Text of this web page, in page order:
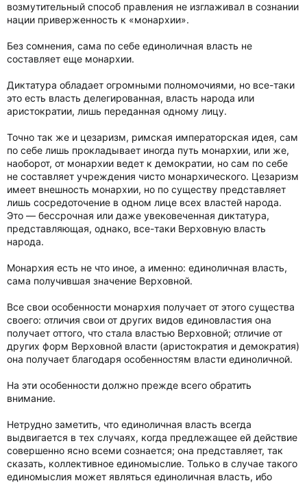
возмутительный способ правления не изглаживал в сознании
нации приверженность к «монархии».
Без сомнения, сама по себе единоличная власть не
составляет еще монархии.
Диктатура обладает огромными полномочиями, но все-таки
это есть власть делегированная, власть народа или
аристократии, лишь переданная одному лицу.
Точно так же и цезаризм, римская императорская идея, сам
по себе лишь прокладывает иногда путь монархии, или же,
наоборот, от монархии ведет к демократии, но сам по себе
не составляет учреждения чисто монархического. Цезаризм
имеет внешность монархии, но по существу представляет
лишь сосредоточение в одном лице всех властей народа.
Это — бессрочная или даже увековеченная диктатура,
представляющая, однако, все-таки Верховную власть
народа.
Монархия есть не что иное, а именно: единоличная власть,
сама получившая значение Верховной.
Все свои особенности монархия получает от этого существа
своего: отличия свои от других видов единовластия она
получает оттого, что стала властью Верховной; отличие от
других форм Верховной власти (аристократия и демократия)
она получает благодаря особенностям власти единоличной.
На эти особенности должно прежде всего обратить
внимание.
Нетрудно заметить, что единоличная власть всегда
выдвигается в тех случаях, когда предлежащее ей действие
совершенно ясно всеми сознается; она представляет, так
сказать, коллективное единомыслие. Только в случае такого
единомыслия может являться единоличная власть, ибо